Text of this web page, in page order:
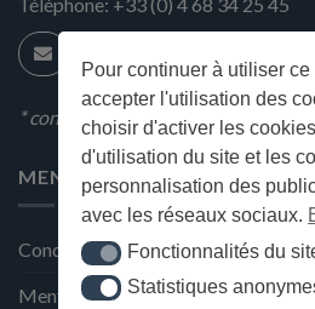
Pour continuer à utiliser
accepter l'utilisation des
choisir d'activer les
d'utilisation du site et les
personnalisation des
avec les réseaux sociaux.
Fonctionnalités du site
Fonctionnalités du
Statistiques anonymes
Statistiques
* condition en magasin
MENU
Conditions générales de ventes
Mentions Légales et Politique de